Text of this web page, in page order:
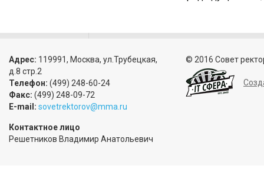
Адрес: 119991, Москва, ул.Трубецкая,
д.8 стр.2
Телефон: (499) 248-60-24
Факс: (499) 248-09-72
E-mail: sovetrektorov@mma.ru
Контактное лицо
Решетников Владимир Анатольевич
© 2016 Совет